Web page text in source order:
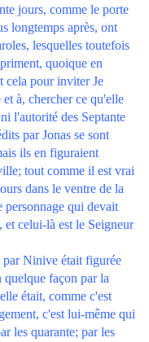
jours, comme le porte
longtemps après, ont
lesquelles toutefois
quoique en
cela pour inviter Je
à, chercher ce qu'elle
l'autorité des Septante
par Jonas se sont
ils en figuraient
tout comme il est vrai
dans le ventre de la
qui devait
et celui-là est le Seigneur
par Ninive était figurée
façon par la
était, comme c'est
c'est lui-même qui
les quarante; par les